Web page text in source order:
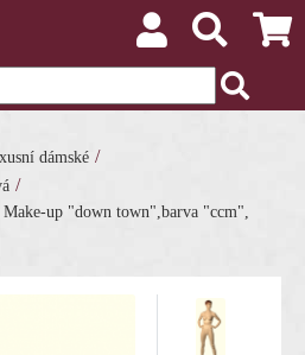
dámské /
/
Make-up "down town",barva "ccm",